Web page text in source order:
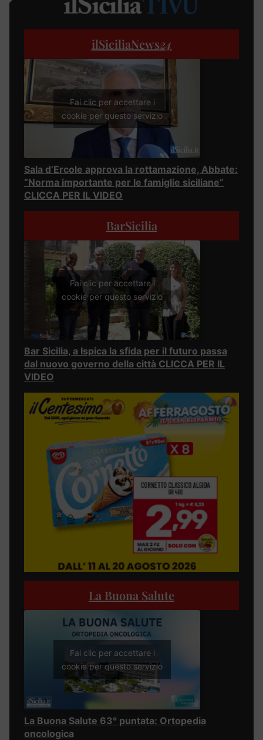
ilSiciliaNews24
Fai clic per accettare i
cookie per questo servizio
Sala d’Ercole approva la rottamazione, Abbate:
“Norma importante per le famiglie siciliane”
CLICCA PER IL VIDEO
BarSicilia
Fai clic per accettare i
cookie per questo servizio
Bar Sicilia, a Ispica la sfida per il futuro passa
dal nuovo governo della città CLICCA PER IL
VIDEO
La Buona Salute
Fai clic per accettare i
cookie per questo servizio
La Buona Salute 63° puntata: Ortopedia
oncologica